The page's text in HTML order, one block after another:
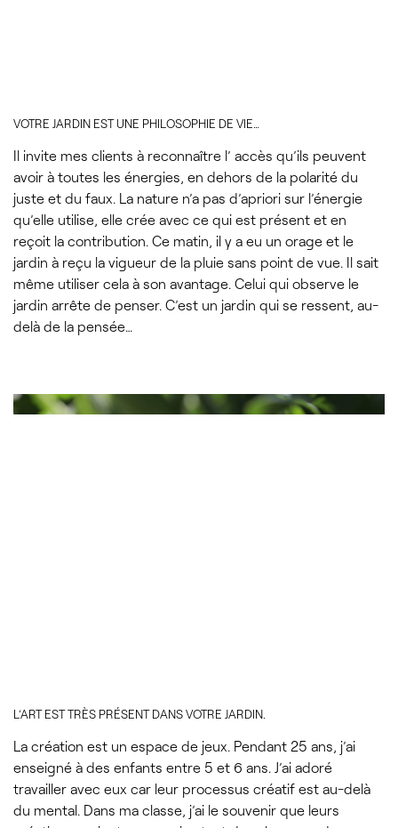
VOTRE JARDIN EST UNE PHILOSOPHIE DE VIE…
Il invite mes clients à reconnaître l’ accès qu’ils peuvent
avoir à toutes les énergies, en dehors de la polarité du
juste et du faux. La nature n’a pas d’apriori sur l’énergie
qu’elle utilise, elle crée avec ce qui est présent et en
reçoit la contribution. Ce matin, il y a eu un orage et le
jardin à reçu la vigueur de la pluie sans point de vue. Il sait
même utiliser cela à son avantage. Celui qui observe le
jardin arrête de penser. C’est un jardin qui se ressent, au-
delà de la pensée…
L’ART EST TRÈS PRÉSENT DANS VOTRE JARDIN.
La création est un espace de jeux. Pendant 25 ans, j’ai
enseigné à des enfants entre 5 et 6 ans. J’ai adoré
travailler avec eux car leur processus créatif est au-delà
du mental. Dans ma classe, j’ai le souvenir que leurs